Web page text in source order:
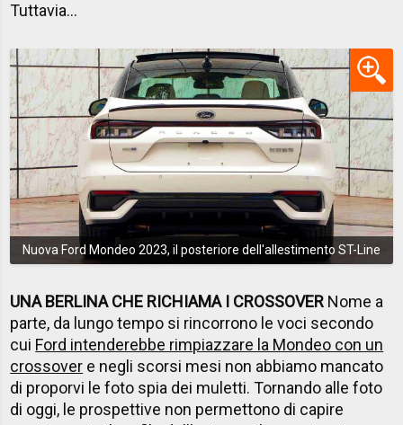
Tuttavia...
Nuova Ford Mondeo 2023, il posteriore dell'allestimento ST-Line
UNA BERLINA CHE RICHIAMA I CROSSOVER Nome a
parte, da lungo tempo si rincorrono le voci secondo
cui Ford intenderebbe rimpiazzare la Mondeo con un
crossover e negli scorsi mesi non abbiamo mancato
di proporvi le foto spia dei muletti. Tornando alle foto
di oggi, le prospettive non permettono di capire